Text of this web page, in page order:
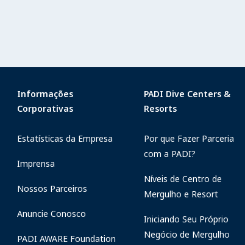
Informações
Corporativas
Estatísticas da Empresa
Imprensa
Nossos Parceiros
Anuncie Conosco
PADI AWARE Foundation
PADI Dive Centers &
Resorts
Por que Fazer Parceria
com a PADI?
Níveis de Centro de
Mergulho e Resort
Iniciando Seu Próprio
Negócio de Mergulho